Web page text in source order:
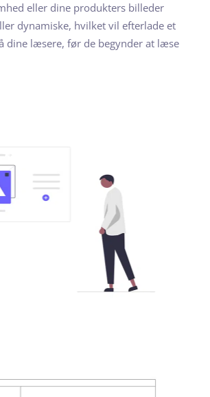
eller dine produkters billeder
dynamiske, hvilket vil efterlade et
dine læsere, før de begynder at læse